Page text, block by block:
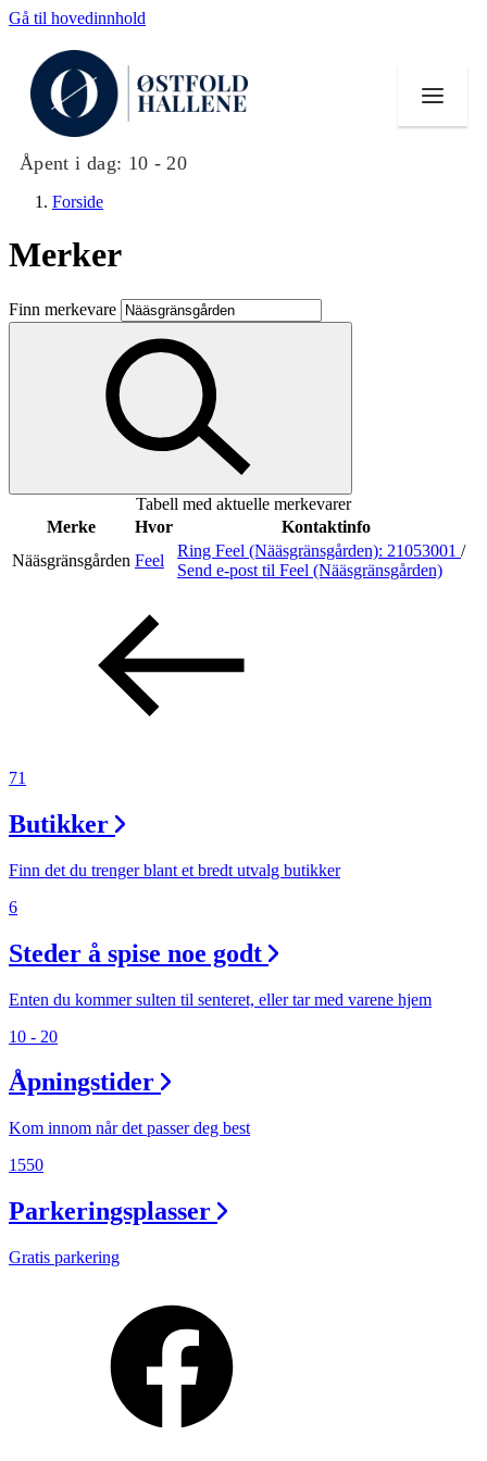
Gå til hovedinnhold
Åpent i dag: 10 - 20
Butikker
Mat og drikke
Aktiviteter
Inspirasjon
Åpningstider
Magasin
Gavekort
Forside
Merker
Finn merkevare
Tabell med aktuelle merkevarer
Merke
Hvor
Kontaktinfo
Nääsgränsgården Feel
Ring Feel (Nääsgränsgården): 21053001 /
Send e-post til Feel (Nääsgränsgården)
71
Butikker
Finn det du trenger blant et bredt utvalg butikker
6
Steder å spise noe godt
Enten du kommer sulten til senteret, eller tar med varene hjem
10 - 20
Åpningstider
Kom innom når det passer deg best
1550
Parkeringsplasser
Gratis parkering